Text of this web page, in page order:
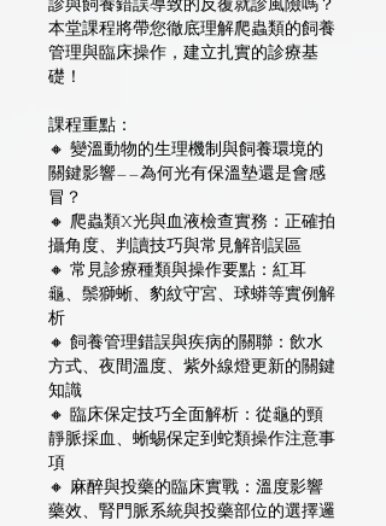
診與飼養錯誤導致的反覆就診風險嗎？
本堂課程將帶您徹底理解爬蟲類的飼養
管理與臨床操作，建立扎實的診療基
礎！
課程重點：
🔸 變溫動物的生理機制與飼養環境的
關鍵影響——為何光有保溫墊還是會感
冒？
🔸 爬蟲類X光與血液檢查實務：正確拍
攝角度、判讀技巧與常見解剖誤區
🔸 常見診療種類與操作要點：紅耳
龜、鬃獅蜥、豹紋守宮、球蟒等實例解
析
🔸 飼養管理錯誤與疾病的關聯：飲水
方式、夜間溫度、紫外線燈更新的關鍵
知識
🔸 臨床保定技巧全面解析：從龜的頸
靜脈採血、蜥蜴保定到蛇類操作注意事
項
🔸 麻醉與投藥的臨床實戰：溫度影響
藥效、腎門脈系統與投藥部位的選擇邏